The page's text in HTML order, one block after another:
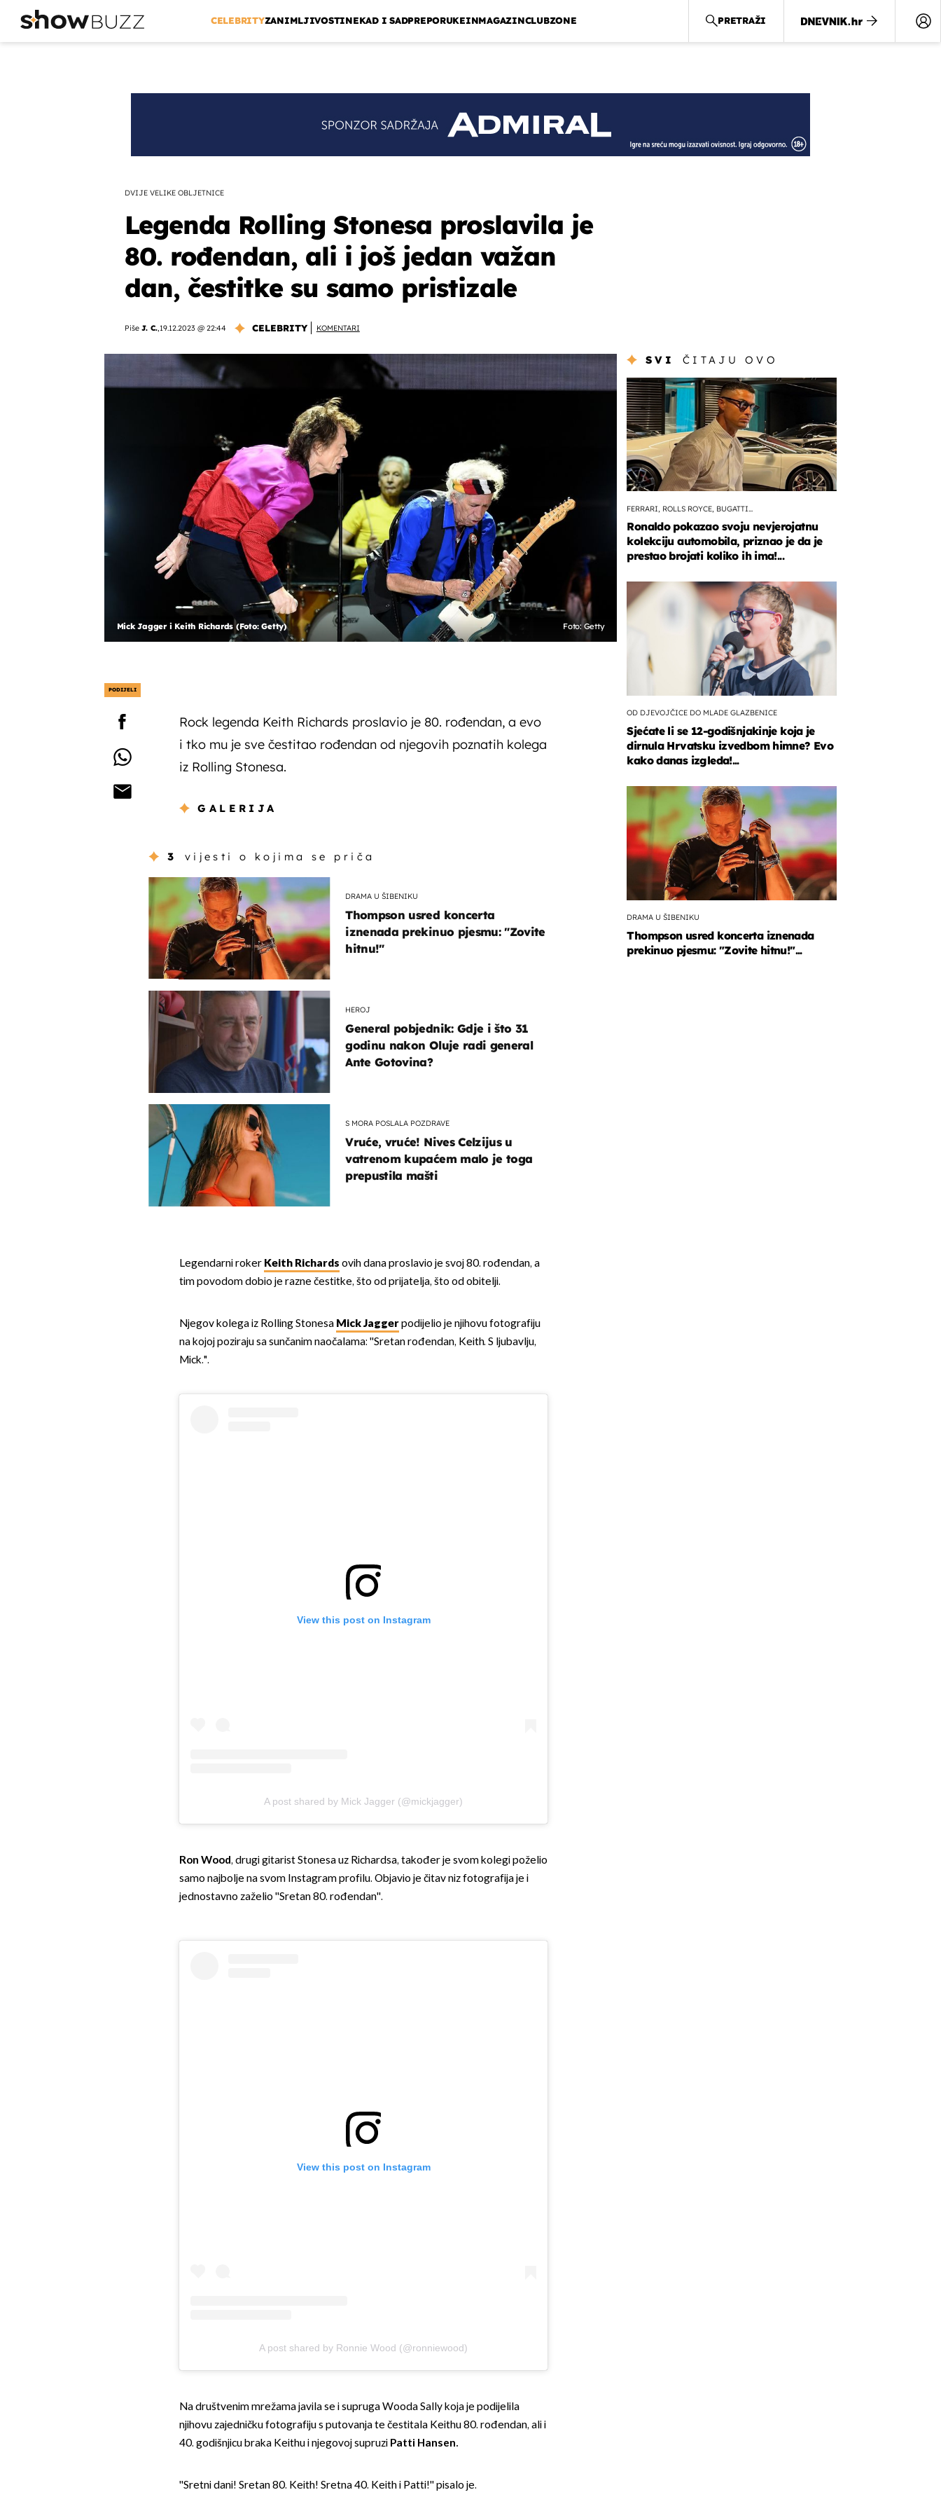
CELEBRITYZANIMLJIVOSTINEKAD I SADPREPORUKEINMAGAZINCLUBZONE PRETRAŽI
DVIJE VELIKE OBLJETNICE
Legenda Rolling Stonesa proslavila je
80. rođendan, ali i još jedan važan
dan, čestitke su samo pristizale
Piše J. C.,19.12.2023 @ 22:44 CELEBRITY KOMENTARI
Mick Jagger i Keith Richards (Foto: Getty) Foto: Getty
PODIJELI
Rock legenda Keith Richards proslavio je 80. rođendan, a evo
i tko mu je sve čestitao rođendan od njegovih poznatih kolega
iz Rolling Stonesa.
GALERIJA
3 vijesti o kojima se priča
DRAMA U ŠIBENIKU
Thompson usred koncerta
iznenada prekinuo pjesmu: "Zovite
hitnu!"
HEROJ
General pobjednik: Gdje i što 31
godinu nakon Oluje radi general
Ante Gotovina?
S MORA POSLALA POZDRAVE
Vruće, vruće! Nives Celzijus u
vatrenom kupaćem malo je toga
prepustila mašti
Legendarni roker Keith Richards ovih dana proslavio je svoj 80. rođendan, a
tim povodom dobio je razne čestitke, što od prijatelja, što od obitelji.
Njegov kolega iz Rolling Stonesa Mick Jaggerpodijelio je njihovu fotografiju
na kojoj poziraju sa sunčanim naočalama: ''Sretan rođendan, Keith. S ljubavlju,
Mick.".
View this post on Instagram
A post shared by Mick Jagger (@mickjagger)
Ron Wood, drugi gitarist Stonesa uz Richardsa, također je svom kolegi poželio
samo najbolje na svom Instagram profilu. Objavio je čitav niz fotografija je i
jednostavno zaželio ''Sretan 80. rođendan''.
View this post on Instagram
A post shared by Ronnie Wood (@ronniewood)
Na društvenim mrežama javila se i supruga Wooda Sally koja je podijelila
njihovu zajedničku fotografiju s putovanja te čestitala Keithu 80. rođendan, ali i
40. godišnjicu braka Keithu i njegovoj supruzi Patti Hansen.
''Sretni dani! Sretan 80. Keith! Sretna 40. Keith i Patti!'' pisalo je.
SVI ČITAJU OVO
FERRARI, ROLLS ROYCE, BUGATTI...
Ronaldo pokazao svoju nevjerojatnu
kolekciju automobila, priznao je da je
prestao brojati koliko ih ima!...
OD DJEVOJČICE DO MLADE GLAZBENICE
Sjećate li se 12-godišnjakinje koja je
dirnula Hrvatsku izvedbom himne? Evo
kako danas izgleda!...
DRAMA U ŠIBENIKU
Thompson usred koncerta iznenada
prekinuo pjesmu: "Zovite hitnu!"...